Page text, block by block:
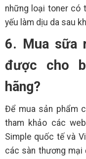
những loại toner có
yếu làm dịu da sau
6. Mua sữa
được cho
hãng?
Để mua sản phẩm
tham khảo các
Simple quốc tế và
các sàn thương mại